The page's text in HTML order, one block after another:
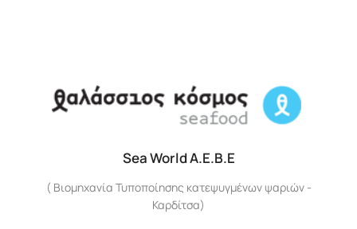
Sea World Α.Ε.Β.Ε
( Βιομηχανία Τυποποίησης κατεψυγμένων ψαριών -
Καρδίτσα)